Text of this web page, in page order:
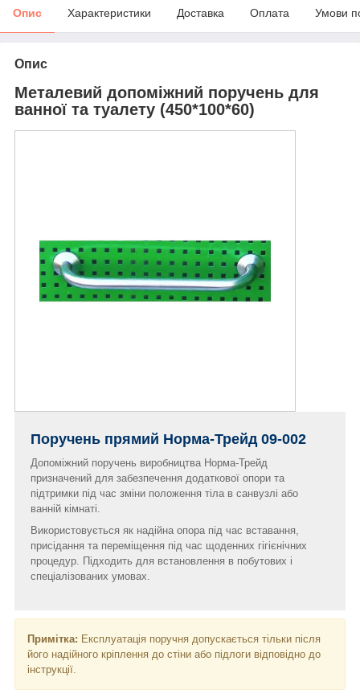
Опис Характеристики Доставка Оплата Умови
Опис
Металевий допоміжний поручень для
ванної та туалету (450*100*60)
Поручень прямий Норма-Трейд 09-002
Допоміжний поручень виробництва Норма-Трейд
призначений для забезпечення додаткової опори та
підтримки під час зміни положення тіла в санвузлі або
ванній кімнаті.
Використовується як надійна опора під час вставання,
присідання та переміщення під час щоденних гігієнічних
процедур. Підходить для встановлення в побутових і
спеціалізованих умовах.
Примітка: Експлуатація поручня допускається тільки після
його надійного кріплення до стіни або підлоги відповідно до
інструкції.